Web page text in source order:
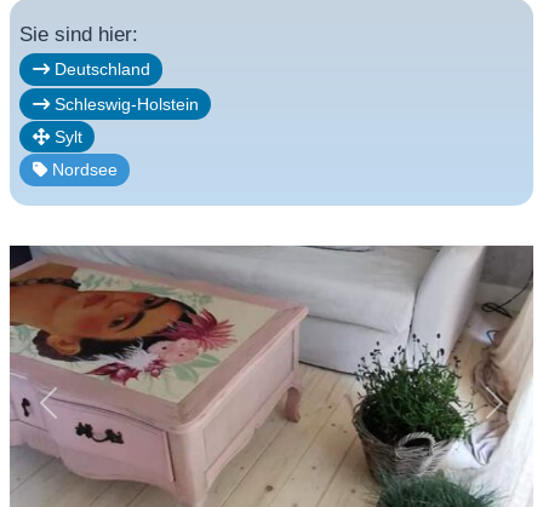
Sie sind hier:
Deutschland
Schleswig-Holstein
Sylt
Nordsee
Vorheriges